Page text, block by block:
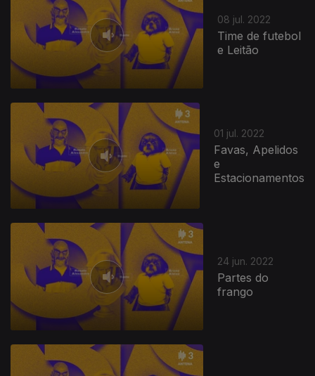
08 jul. 2022
Time de futebol
e Leitão
01 jul. 2022
Favas, Apelidos
e
Estacionamentos
24 jun. 2022
Partes do
frango